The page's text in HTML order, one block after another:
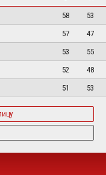
58
53
57
47
53
55
52
48
51 53